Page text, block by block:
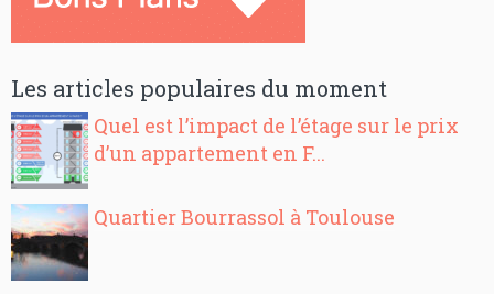
Les articles populaires du moment
Quel est l’impact de l’étage sur le prix
d’un appartement en F...
Quartier Bourrassol à Toulouse